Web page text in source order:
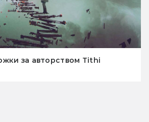
за авторством Tithi